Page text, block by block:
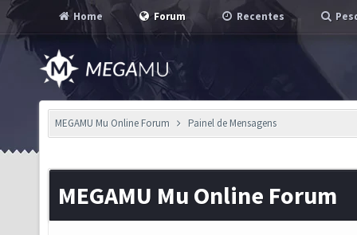
Home Forum Recentes
MEGAMU Mu Online Forum Painel de Mensagens
MEGAMU Mu Online Forum